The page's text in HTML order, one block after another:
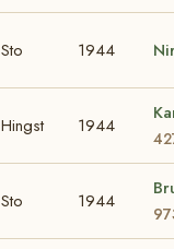
Sto 1944
Hingst 1944
Sto 1944